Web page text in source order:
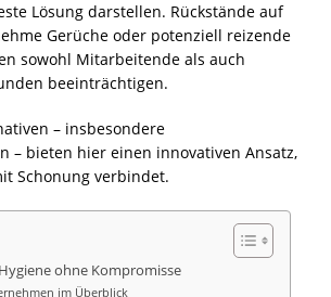
Lösung darstellen. Rückstände auf
Gerüche oder potenziell reizende
sowohl Mitarbeitende als auch
beeinträchtigen.
– insbesondere
– bieten hier einen innovativen Ansatz,
Schonung verbindet.
ohne Kompromisse
im Überblick